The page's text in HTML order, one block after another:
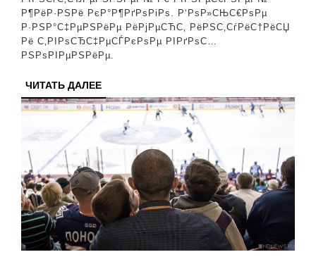
СЃ
23
С„РµРІСЂР°Р»СЏ
РјР°СЂС‚Р°
Р¶РёР·РЅРё РєР°Р¶РґРѕРіРѕ. Р‘РѕР»СЊС€РѕРµ
Р·РЅР°С‡РµРЅРёРµ РёРјРµСЋС‚ РёРЅС‚СѓРёС†РёСЏ
Рё С‚РІРѕСЂС‡РµСЃРєРѕРµ РІРґРѕС…
РЅРѕРІРµРЅРёРµ.
ЧИТАТЬ ДАЛЕЕЧИТАТЬ
ДАЛЕЕ